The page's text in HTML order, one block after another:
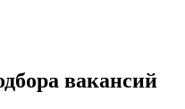
вакансий